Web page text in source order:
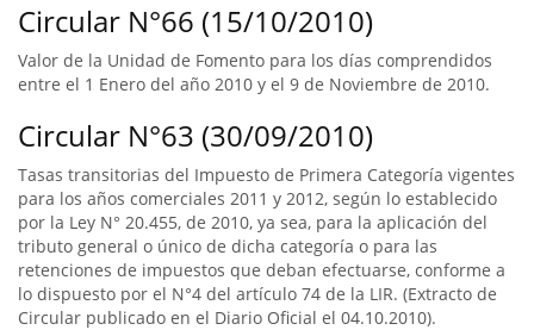
Circular N°66 (15/10/2010)
Valor de la Unidad de Fomento para los días comprendidos
entre el 1 Enero del año 2010 y el 9 de Noviembre de 2010.
Circular N°63 (30/09/2010)
Tasas transitorias del Impuesto de Primera Categoría vigentes
para los años comerciales 2011 y 2012, según lo establecido
por la Ley N° 20.455, de 2010, ya sea, para la aplicación del
tributo general o único de dicha categoría o para las
retenciones de impuestos que deban efectuarse, conforme a
lo dispuesto por el N°4 del artículo 74 de la LIR. (Extracto de
Circular publicado en el Diario Oficial el 04.10.2010).